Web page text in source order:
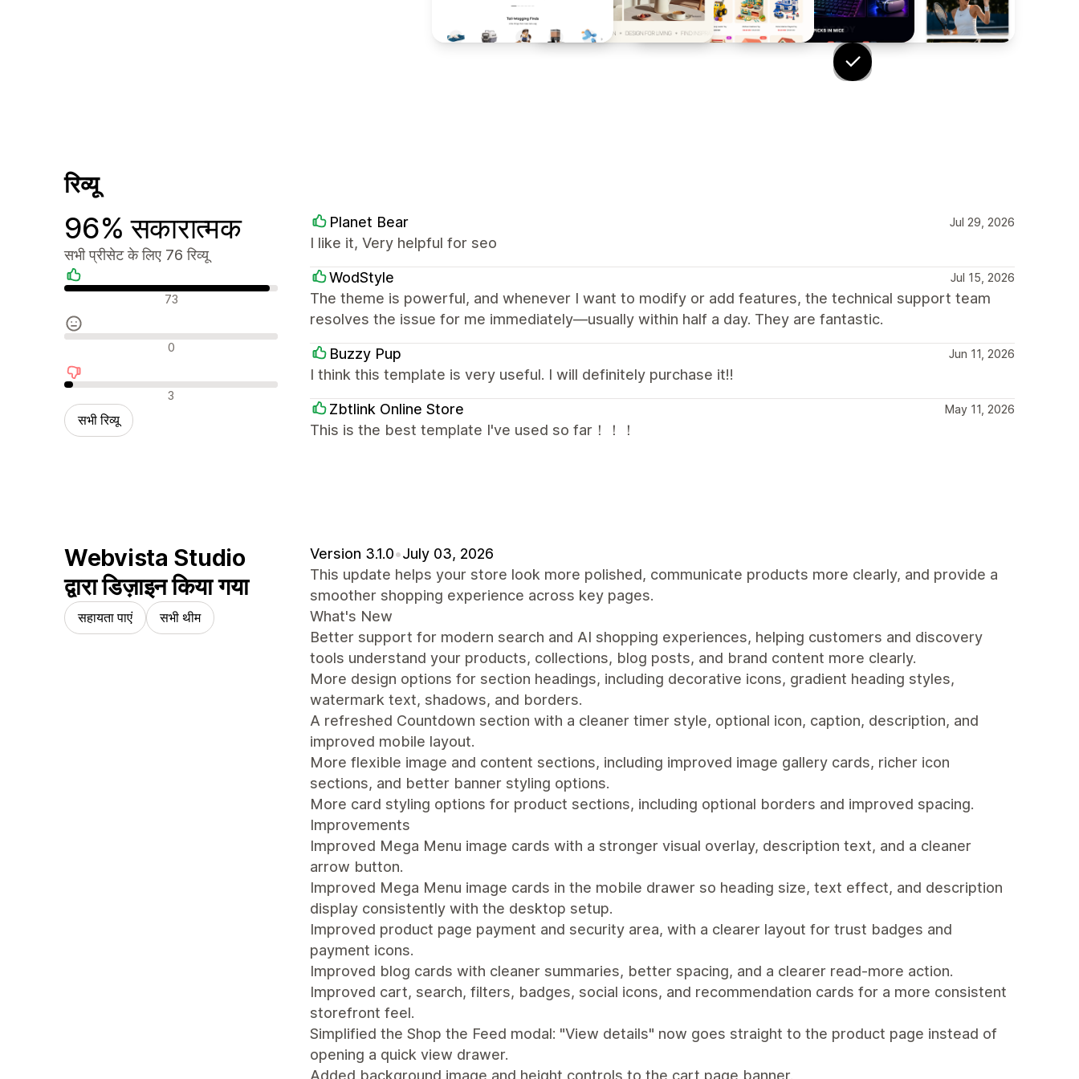
रिव्यू
96% सकारात्मक
सभी प्रीसेट के लिए 76 रिव्यू
सकारात्मक रिव्यू 73
न्यूट्रल रिव्यू 0
नकारात्मक रिव्यू 3
सभी रिव्यू
Planet Bear Jul 29, 2026
I like it, Very helpful for seo
WodStyle Jul 15, 2026
The theme is powerful, and whenever I want to modify or add features, the technical support team
resolves the issue for me immediately—usually within half a day. They are fantastic.
Buzzy Pup Jun 11, 2026
I think this template is very useful. I will definitely purchase it!!
Zbtlink Online Store May 11, 2026
This is the best template I've used so far！！！
Webvista Studio
द्वारा डिज़ाइन किया गया
सहायता पाएं सभी थीम
Version 3.1.0•July 03, 2026
This update helps your store look more polished, communicate products more clearly, and provide a
smoother shopping experience across key pages.
What's New
Better support for modern search and AI shopping experiences, helping customers and discovery
tools understand your products, collections, blog posts, and brand content more clearly.
More design options for section headings, including decorative icons, gradient heading styles,
watermark text, shadows, and borders.
A refreshed Countdown section with a cleaner timer style, optional icon, caption, description, and
improved mobile layout.
More flexible image and content sections, including improved image gallery cards, richer icon
sections, and better banner styling options.
More card styling options for product sections, including optional borders and improved spacing.
Improvements
Improved Mega Menu image cards with a stronger visual overlay, description text, and a cleaner
arrow button.
Improved Mega Menu image cards in the mobile drawer so heading size, text effect, and description
display consistently with the desktop setup.
Improved product page payment and security area, with a clearer layout for trust badges and
payment icons.
Improved blog cards with cleaner summaries, better spacing, and a clearer read-more action.
Improved cart, search, filters, badges, social icons, and recommendation cards for a more consistent
storefront feel.
Simplified the Shop the Feed modal: "View details" now goes straight to the product page instead of
opening a quick view drawer.
Added background image and height controls to the cart page banner.